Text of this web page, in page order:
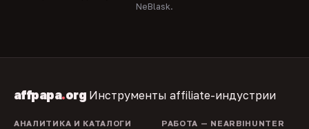
NeBlask.
affpapa.org Инструменты affiliate-индустрии
АНАЛИТИКА И КАТАЛОГИ РАБОТА — NEARBIHUNTER